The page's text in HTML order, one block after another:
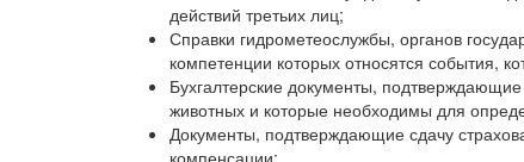
действий третьих лиц;
Справки гидрометеослужбы, органов
компетенции которых относятся события,
Бухгалтерские документы,
животных и которые необходимы для
Документы, подтверждающие сдачу
компенсации;